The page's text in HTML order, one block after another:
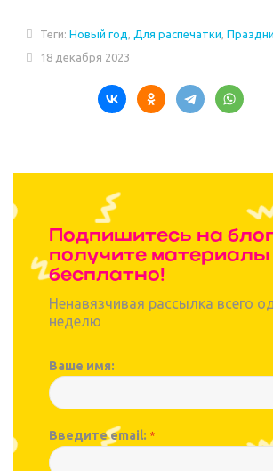
Теги: Новый год Для распечатки
18 декабря 2023
Подпишитесь на
получите материалы
бесплатно!
Ненавязчивая рассылка всего
неделю
Ваше имя:
Введите email: *